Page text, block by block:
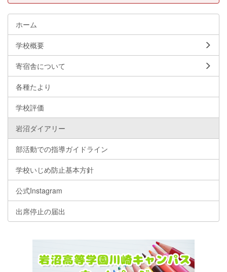
ホーム
学校概要
寄宿舎について
各種たより
学校評価
岩沼ダイアリー
部活動での指導ガイドライン
学校いじめ防止基本方針
公式Instagram
出席停止の届出